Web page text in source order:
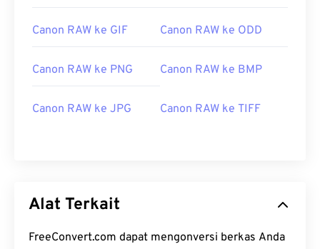
Canon RAW ke GIF Canon RAW ke ODD
Canon RAW ke PNG Canon RAW ke BMP
Canon RAW ke JPG Canon RAW ke TIFF
Alat Terkait
FreeConvert.com dapat mengonversi berkas Anda